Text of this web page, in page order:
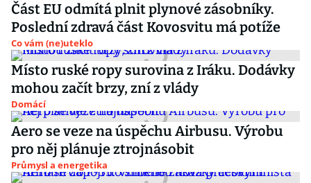
Část EU odmítá plnit plynové zásobníky.
Poslední zdravá část Kovosvitu má potíže
Co vám (ne)uteklo
Místo ruské ropy surovina z Iráku. Dodávky
mohou začít brzy, zní z vlády
Domácí
Aero se veze na úspěchu Airbusu. Výrobu
pro něj plánuje ztrojnásobit
Průmysl a energetika